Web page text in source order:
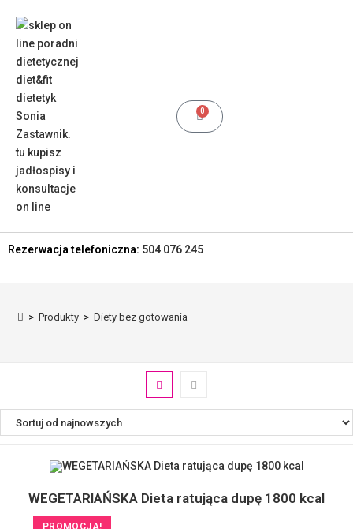
0
Rezerwacja telefoniczna: 504 076 245
> Produkty > Diety bez gotowania
PROMOCJA!
WEGETARIAŃSKA Dieta ratująca dupę 1800 kcal